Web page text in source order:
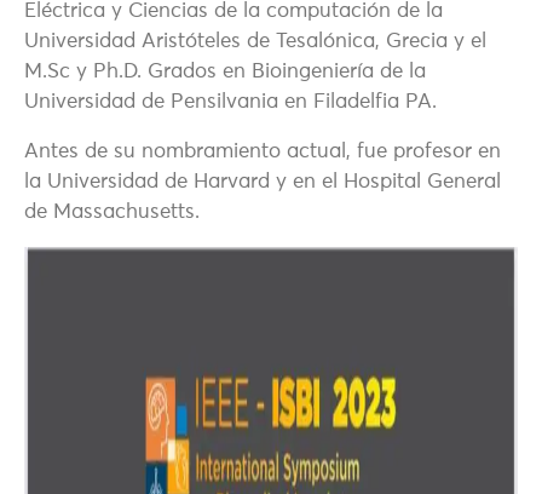
Eléctrica y Ciencias de la computación de la
Universidad Aristóteles de Tesalónica, Grecia y el
M.Sc y Ph.D. Grados en Bioingeniería de la
Universidad de Pensilvania en Filadelfia PA.
Antes de su nombramiento actual, fue profesor en
la Universidad de Harvard y en el Hospital General
de Massachusetts.